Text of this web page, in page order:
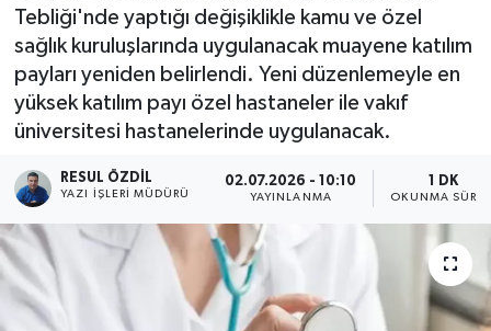
Tebliği'nde yaptığı değişiklikle kamu ve özel
sağlık kuruluşlarında uygulanacak muayene katılım
payları yeniden belirlendi. Yeni düzenlemeyle en
yüksek katılım payı özel hastaneler ile vakıf
üniversitesi hastanelerinde uygulanacak.
RESUL ÖZDIL
YAZI İŞLERI MÜDÜRÜ
02.07.2026 - 10:10
YAYINLANMA
1 DK
OKUNMA